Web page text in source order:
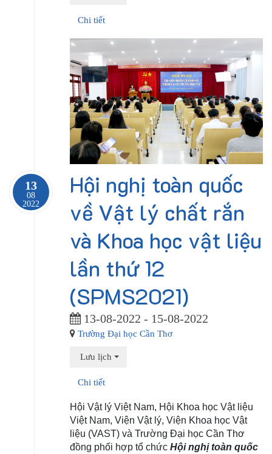
Chi tiết
13
08
2022
Hội nghị toàn quốc
về Vật lý chất rắn
và Khoa học vật liệu
lần thứ 12
(SPMS2021)
13-08-2022 - 15-08-2022
Trường Đại học Cần Thơ
Lưu lịch
Chi tiết
Hội Vật lý Việt Nam, Hội Khoa học Vật liệu
Việt Nam, Viện Vật lý, Viện Khoa học Vật
liệu (VAST) và Trường Đại học Cần Thơ
đồng phối hợp tổ chức Hội nghị toàn quốc